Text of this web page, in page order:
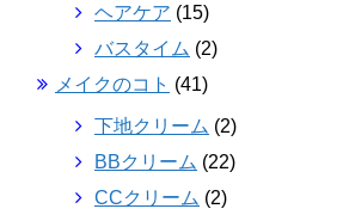
ヘアケア (15)
バスタイム (2)
メイクのコト (41)
下地クリーム (2)
BBクリーム (22)
CCクリーム (2)